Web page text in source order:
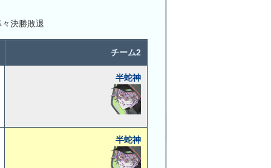
決勝敗退
チーム2
半蛇神
半蛇神